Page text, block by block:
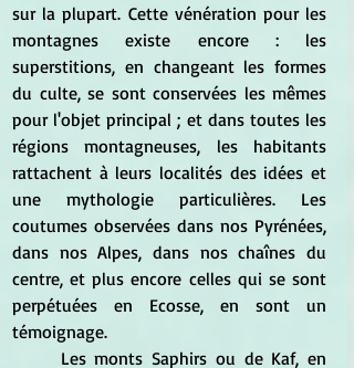
sur la plupart. Cette vénération pour les
montagnes existe encore : les
superstitions, en changeant les formes
du culte, se sont conservées les mêmes
pour l'objet principal ; et dans toutes les
régions montagneuses, les habitants
rattachent à leurs localités des idées et
une mythologie particulières. Les
coutumes observées dans nos Pyrénées,
dans nos Alpes, dans nos chaînes du
centre, et plus encore celles qui se sont
perpétuées en Ecosse, en sont un
témoignage.